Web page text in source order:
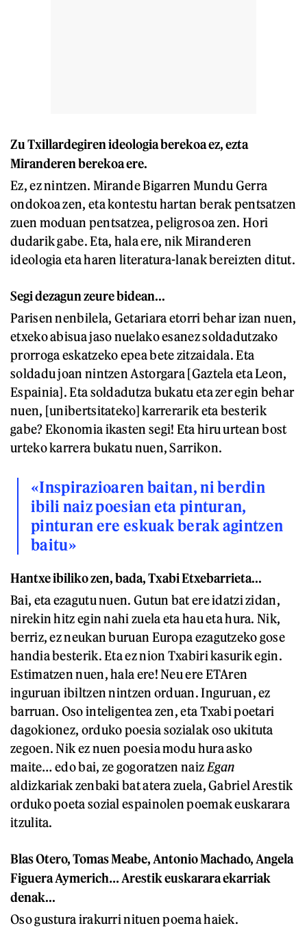
Zu Txillardegiren ideologia berekoa ez, ezta
Miranderen berekoa ere.
Ez, ez nintzen. Mirande Bigarren Mundu Gerra
ondokoa zen, eta kontestu hartan berak pentsatzen
zuen moduan pentsatzea, peligrosoa zen. Hori
dudarik gabe. Eta, hala ere, nik Miranderen
ideologia eta haren literatura-lanak bereizten ditut.
Segi dezagun zeure bidean...
Parisen nenbilela, Getariara etorri behar izan nuen,
etxeko abisua jaso nuelako esanez soldadutzako
prorroga eskatzeko epea bete zitzaidala. Eta
soldadu joan nintzen Astorgara [Gaztela eta Leon,
Espainia]. Eta soldadutza bukatu eta zer egin behar
nuen, [unibertsitateko] karrerarik eta besterik
gabe? Ekonomia ikasten segi! Eta hiru urtean bost
urteko karrera bukatu nuen, Sarrikon.
«Inspirazioaren baitan, ni berdin
ibili naiz poesian eta pinturan,
pinturan ere eskuak berak agintzen
baitu»
Hantxe ibiliko zen, bada, Txabi Etxebarrieta...
Bai, eta ezagutu nuen. Gutun bat ere idatzi zidan,
nirekin hitz egin nahi zuela eta hau eta hura. Nik,
berriz, ez neukan buruan Europa ezagutzeko gose
handia besterik. Eta ez nion Txabiri kasurik egin.
Estimatzen nuen, hala ere! Neu ere ETAren
inguruan ibiltzen nintzen orduan. Inguruan, ez
barruan. Oso inteligentea zen, eta Txabi poetari
dagokionez, orduko poesia sozialak oso ukituta
zegoen. Nik ez nuen poesia modu hura asko
maite… edo bai, ze gogoratzen naiz Egan
aldizkariak zenbaki bat atera zuela, Gabriel Arestik
orduko poeta sozial espainolen poemak euskarara
itzulita.
Blas Otero, Tomas Meabe, Antonio Machado, Angela
Figuera Aymerich… Arestik euskarara ekarriak
denak...
Oso gustura irakurri nituen poema haiek.